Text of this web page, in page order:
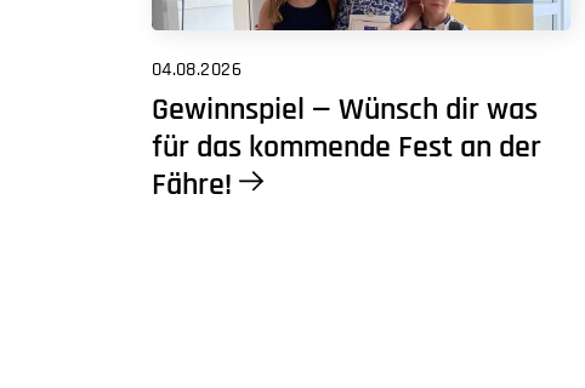
04.08.2026
Gewinnspiel — Wünsch dir was
für das kommende Fest an der
Fähre!